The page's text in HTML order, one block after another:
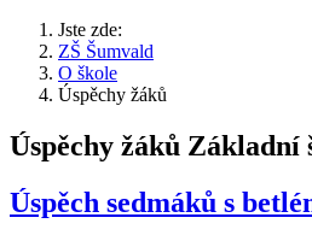
Jste zde:
ZŠ Šumvald
O škole
Úspěchy žáků
Úspěchy žáků Základní
Úspěch sedmáků s